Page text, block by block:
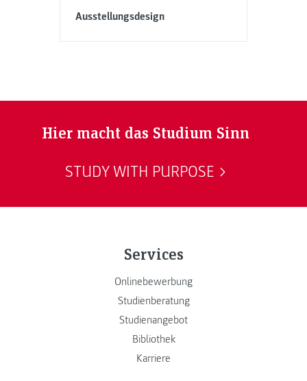
Ausstellungsdesign
Hier macht das Studium Sinn
STUDY WITH PURPOSE
Services
Onlinebewerbung
Studienberatung
Studienangebot
Bibliothek
Karriere